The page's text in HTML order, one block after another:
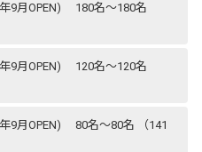
9月OPEN) 180名〜180名
9月OPEN) 120名〜120名
9月OPEN) 80名〜80名 （141